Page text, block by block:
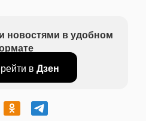
новостями в удобном
в Дзен